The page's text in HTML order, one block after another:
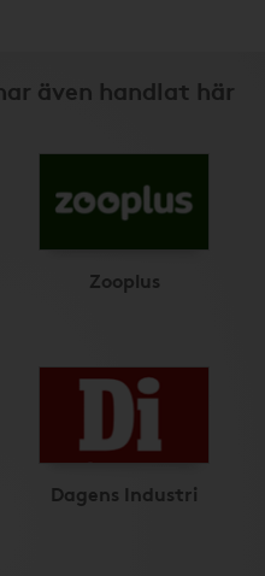
även handlat här
Zooplus
Dagens Industri